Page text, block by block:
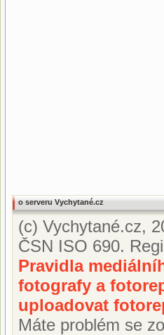
o serveru Vychytané.cz
(c) Vychytané.cz,
ČSN ISO 690.
Pravidla
fotografy a
uploadovat
Máte problém se